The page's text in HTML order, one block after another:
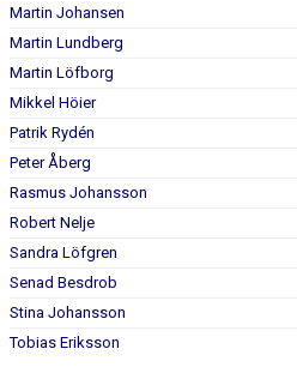
Martin Johansen
Martin Lundberg
Martin Löfborg
Mikkel Höier
Patrik Rydén
Peter Åberg
Rasmus Johansson
Robert Nelje
Sandra Löfgren
Senad Besdrob
Stina Johansson
Tobias Eriksson